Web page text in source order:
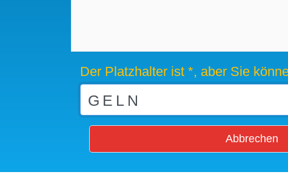
Der Platzhalter ist *, aber Sie
Abbrechen